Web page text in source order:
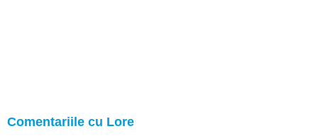
Comentariile cu Lore